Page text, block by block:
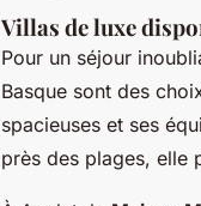
Villas de luxe
Pour un séjour
Basque sont des
spacieuses et ses
près des plages, elle